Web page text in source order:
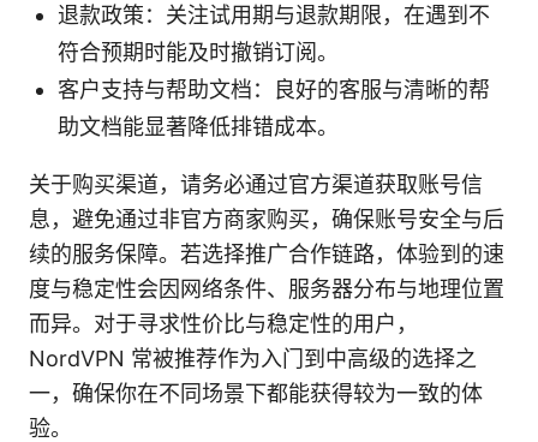
退款政策：关注试用期与退款期限，在遇到不
符合预期时能及时撤销订阅。
客户支持与帮助文档：良好的客服与清晰的帮
助文档能显著降低排错成本。
关于购买渠道，请务必通过官方渠道获取账号信
息，避免通过非官方商家购买，确保账号安全与后
续的服务保障。若选择推广合作链路，体验到的速
度与稳定性会因网络条件、服务器分布与地理位置
而异。对于寻求性价比与稳定性的用户，
NordVPN 常被推荐作为入门到中高级的选择之
一，确保你在不同场景下都能获得较为一致的体
验。